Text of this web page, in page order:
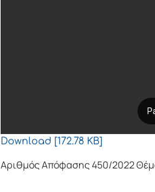
Download [172.78 KB]
Αριθμός Απόφασης 450/2022